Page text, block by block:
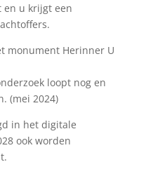
en u krijgt een
monument Herinner U
loopt nog en
(mei 2024)
in het digitale
ook worden